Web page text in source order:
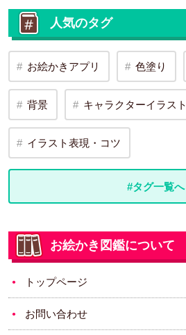
人気のタグ
お絵かきアプリ 色塗り
背景 キャラクターイラスト
イラスト表現・コツ
#タグ一覧へ
お絵かき図鑑について
トップページ
お問い合わせ